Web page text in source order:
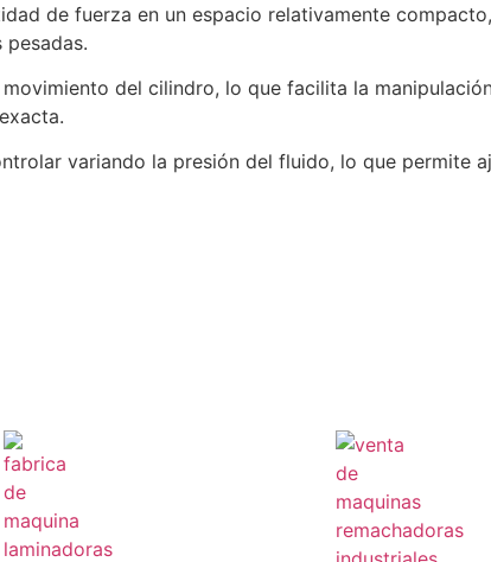
de fuerza en un espacio relativamente
del cilindro, lo que facilita la
variando la presión del fluido, lo que permite